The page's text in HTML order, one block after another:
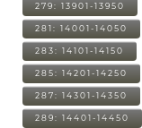
279: 13901-13950
281: 14001-14050
283: 14101-14150
285: 14201-14250
287: 14301-14350
289: 14401-14450